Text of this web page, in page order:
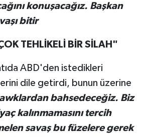
konuşacağız. Başkan
bitir
TEHLİKELİ BİR SİLAH"
ABD'den istedikleri
dile getirdi, bunun üzerine
bahsedeceğiz. Biz
kalınmamasını tercih
savaş bu füzelere gerek